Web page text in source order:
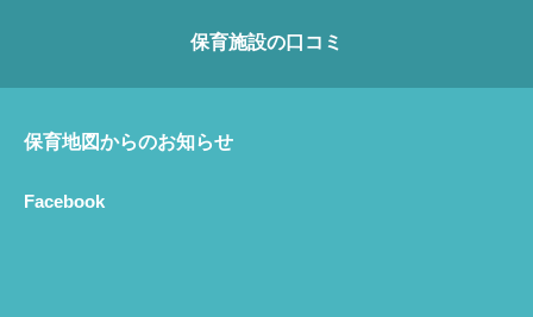
保育施設の口コミ
保育地図からのお知らせ
Facebook